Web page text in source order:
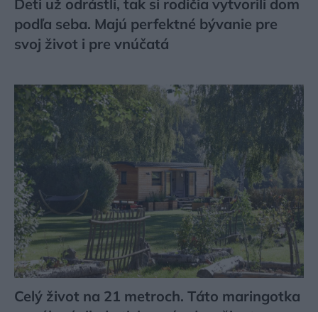
Deti už odrástli, tak si rodičia vytvorili dom
podľa seba. Majú perfektné bývanie pre
svoj život i pre vnúčatá
Celý život na 21 metroch. Táto maringotka